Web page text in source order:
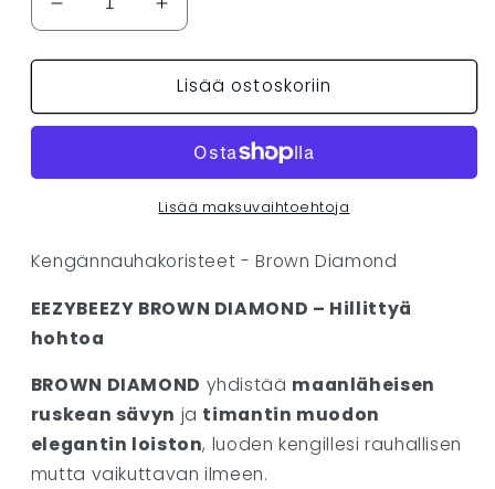
Vähennä
tuotteen
Kengännauhakoristeet
BROWN
Lisää
tuotteen
Kengännauhakoristeet
BROWN
määrää
Lisää ostoskoriin
Lisää maksuvaihtoehtoja
Kengännauhakoristeet - Brown Diamond
EEZYBEEZY BROWN DIAMOND – Hillittyä
hohtoa
BROWN DIAMOND yhdistää maanläheisen
ruskean sävyn ja timantin muodon
elegantin loiston, luoden kengillesi rauhallisen
mutta vaikuttavan ilmeen.